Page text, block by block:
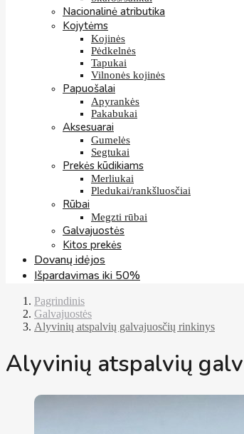
Nacionalinė atributika
Kojytėms
Kojinės
Pėdkelnės
Tapukai
Vilnonės kojinės
Papuošalai
Apyrankės
Pakabukai
Aksesuarai
Gumelės
Segtukai
Prekės kūdikiams
Merliukai
Pledukai/rankšluosčiai
Rūbai
Megzti rūbai
Galvajuostės
Kitos prekės
Dovanų idėjos
Išpardavimas iki 50%
Pagrindinis
Galvajuostės
Alyvinių atspalvių galvajuosčių rinkinys
Alyvinių atspalvių